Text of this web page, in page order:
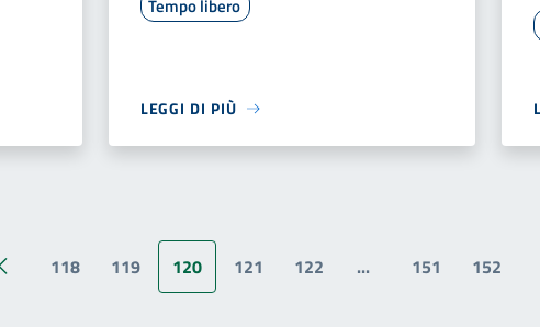
Tempo libero
LEGGI DI PIÙ
Pagina precedente
118 119 120 121 122 ... 151 152